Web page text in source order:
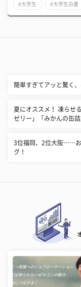
#大学生 #大学生白書
簡単すぎてアッと驚く
夏にオススメ！ 凍らせ
ゼリー」「みかんの缶詰
3位福岡、2位大阪……お
グ！